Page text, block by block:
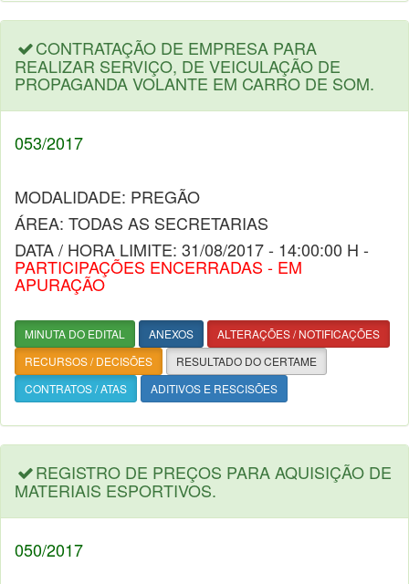
CONTRATAÇÃO DE EMPRESA PARA
REALIZAR SERVIÇO, DE VEICULAÇÃO DE
PROPAGANDA VOLANTE EM CARRO DE SOM.
053/2017
MODALIDADE: PREGÃO
ÁREA: TODAS AS SECRETARIAS
DATA / HORA LIMITE: 31/08/2017 - 14:00:00 H -
PARTICIPAÇÕES ENCERRADAS - EM
APURAÇÃO
MINUTA DO EDITAL ANEXOS
ALTERAÇÕES / NOTIFICAÇÕES
RECURSOS / DECISÕES
RESULTADO DO CERTAME
CONTRATOS / ATAS
ADITIVOS E RESCISÕES
REGISTRO DE PREÇOS PARA AQUISIÇÃO DE
MATERIAIS ESPORTIVOS.
050/2017